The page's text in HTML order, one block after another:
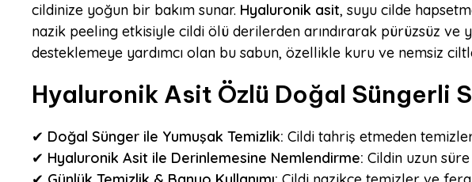
cildinize yoğun bir bakım sunar. Hyaluronik asit, suyu cilde
nazik peeling etkisiyle cildi ölü derilerden arındırarak pürüzsüz
desteklemeye yardımcı olan bu sabun, özellikle kuru ve nemsiz
Hyaluronik Asit Özlü Doğal Süngerli
✔ Doğal Sünger ile Yumuşak Temizlik: Cildi tahriş etmeden
✔ Hyaluronik Asit ile Derinlemesine Nemlendirme: Cildin uzun